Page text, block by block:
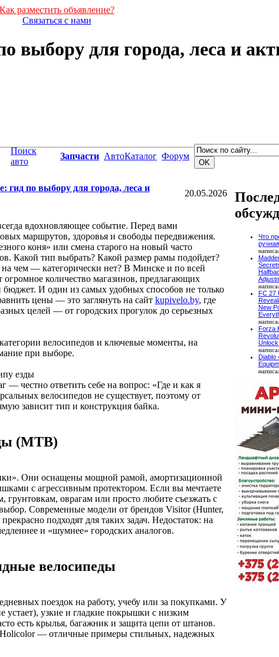
Как разместить объявление?
Связаться с нами
выбору для города, леса и
Поиск
авто
Запчасти АвтоКаталог Форум
гид по выбору для города, леса и
20.05.2026
вдохновляющее событие. Перед вами
маршрутов, здоровья и свободы передвижения.
коня» или смена старого на новый часто
Какой тип выбрать? Какой размер рамы подойдет?
чем — категорически нет? В Минске и по всей
огромное количество магазинов, предлагающих
И один из самых удобных способов не только
цены — это заглянуть на сайт kupivelo.by, где
целей — от городских прогулок до серьезных
велосипедов и ключевые моменты, на
при выборе.
езды
честно ответить себе на вопрос: «Где и как я
велосипедов не существует, поэтому от
зависит тип и конструкция байка.
(MTB)
Они оснащены мощной рамой, амортизационной
с агрессивным протектором. Если вы мечтаете
грунтовкам, оврагам или просто любите съезжать с
Современные модели от брендов Visitor (Hunter,
подходят для таких задач. Недостаток: на
и «шумнее» городских аналогов.
велосипеды
поездок на работу, учебу или за покупками. У
устает), узкие и гладкие покрышки с низким
есть крылья, багажник и защита цепи от штанов.
— отличные примеры стильных, надежных
Что
FC 27
New
Forza
Diablo